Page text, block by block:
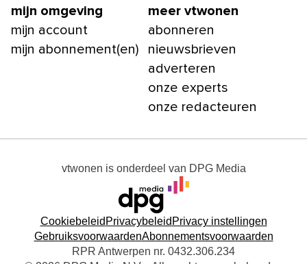
mijn omgeving
mijn account
mijn abonnement(en)
meer vtwonen
abonneren
nieuwsbrieven
adverteren
onze experts
onze redacteuren
vtwonen is onderdeel van DPG Media
Cookiebeleid Privacybeleid Privacy instellingen
GebruiksvoorwaardenAbonnementsvoorwaarden
RPR Antwerpen nr. 0432.306.234